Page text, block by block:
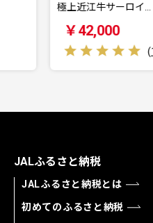
す…
￥32,000
JALふるさと納税
JALふるさと納税とは
初めてのふるさと納税